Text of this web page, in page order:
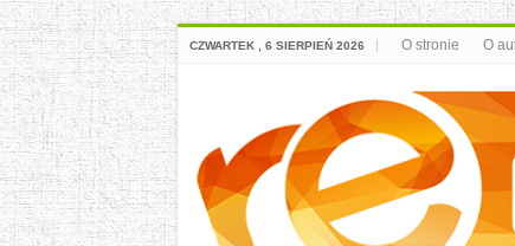
CZWARTEK , 6 SIERPIEŃ 2026 O stronie O